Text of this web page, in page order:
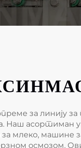
за линију
Наш
млеко,
осмозом.